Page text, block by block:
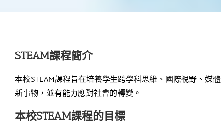
STEAM課程簡介
本校STEAM課程旨在培養學生跨學科思維、國際視野、媒
新事物，並有能力應對社會的轉變。
本校STEAM課程的目標